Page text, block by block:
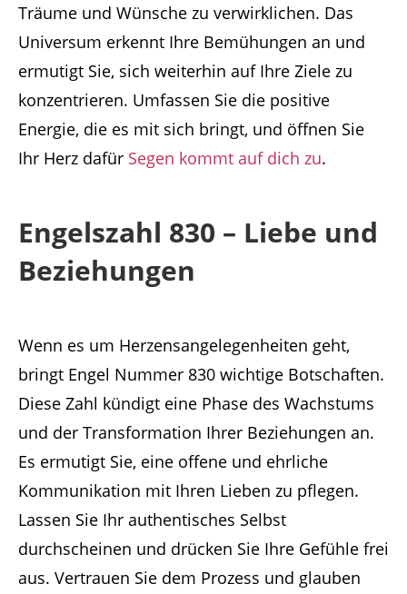
Träume und Wünsche zu verwirklichen. Das
Universum erkennt Ihre Bemühungen an und
ermutigt Sie, sich weiterhin auf Ihre Ziele zu
konzentrieren. Umfassen Sie die positive
Energie, die es mit sich bringt, und öffnen Sie
Ihr Herz dafür Segen kommt auf dich zu.
Engelszahl 830 – Liebe und
Beziehungen
Wenn es um Herzensangelegenheiten geht,
bringt Engel Nummer 830 wichtige Botschaften.
Diese Zahl kündigt eine Phase des Wachstums
und der Transformation Ihrer Beziehungen an.
Es ermutigt Sie, eine offene und ehrliche
Kommunikation mit Ihren Lieben zu pflegen.
Lassen Sie Ihr authentisches Selbst
durchscheinen und drücken Sie Ihre Gefühle frei
aus. Vertrauen Sie dem Prozess und glauben